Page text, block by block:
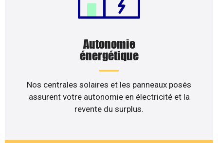
Autonomie
énergétique
Nos centrales solaires et les panneaux posés
assurent votre autonomie en électricité et la
revente du surplus.